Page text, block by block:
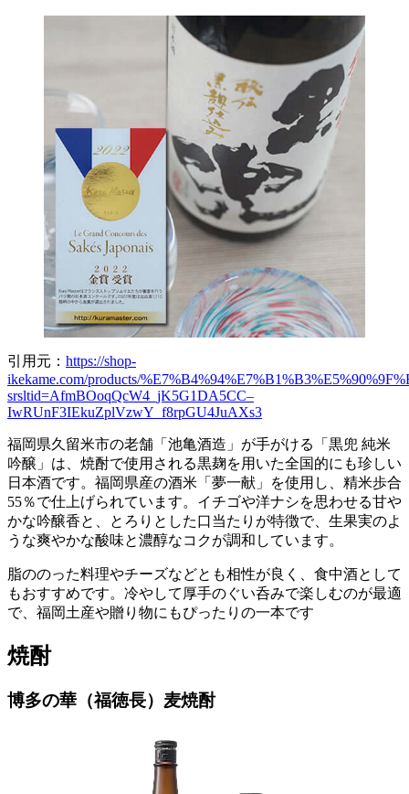
引用元： https://shop-
ikekame.com/products/
srsltid=AfmBOoqQcW4_jK5G1DA5CC–
IwRUnF3IEkuZplVzwY_f8rpGU4JuAXs3
福岡県久留米市の老舗「池亀酒造」が手がける「黒兜 純米
吟醸」は、焼酎で使用される黒麹を用いた全国的にも珍しい
日本酒です。福岡県産の酒米「夢一献」を使用し、精米歩合
55％で仕上げられています。イチゴや洋ナシを思わせる甘や
かな吟醸香と、とろりとした口当たりが特徴で、生果実のよ
うな爽やかな酸味と濃醇なコクが調和しています。
脂ののった料理やチーズなどとも相性が良く、食中酒として
もおすすめです。冷やして厚手のぐい呑みで楽しむのが最適
で、福岡土産や贈り物にもぴったりの一本です
焼酎
博多の華（福徳長）麦焼酎